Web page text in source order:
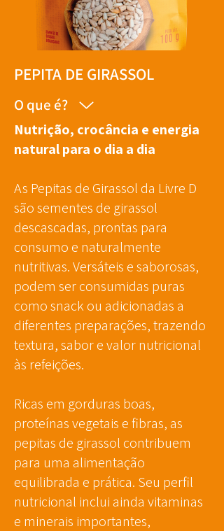
PEPITA DE GIRASSOL
O que é?
Nutrição, crocância e energia
natural para o dia a dia
As Pepitas de Girassol da Livre D
são sementes de girassol
descascadas, prontas para
consumo e naturalmente
nutritivas. Versáteis e saborosas,
podem ser consumidas puras
como snack ou adicionadas a
diferentes preparações, trazendo
textura, sabor e valor nutricional
às refeições.
Ricas em gorduras boas,
proteínas vegetais e fibras, as
pepitas de girassol contribuem
para uma alimentação
equilibrada e prática. Seu perfil
nutricional inclui ainda vitaminas
e minerais importantes,